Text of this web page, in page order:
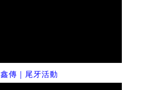
鑫傳｜尾牙活動